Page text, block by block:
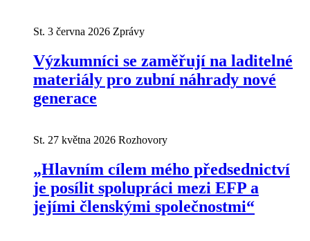
St. 3 června 2026 Zprávy
Výzkumníci se zaměřují na laditelné
materiály pro zubní náhrady nové
generace
St. 27 května 2026 Rozhovory
„Hlavním cílem mého předsednictví
je posílit spolupráci mezi EFP a
jejími členskými společnostmi“